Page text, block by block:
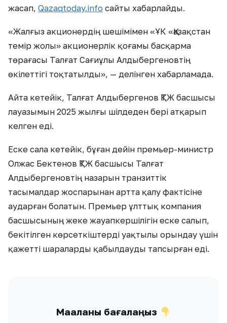
жасап, Qazaqtoday.info сайты хабарлайды.
«Жалғыз акционердің шешімімен «ҰК «Қазақстан
темір жолы» акционерлік қоғамы басқарма
төрағасы Талғат Сағиұлы Алдыбергеновтің
өкілеттігі тоқтатылды», — делінген хабарламада.
Айта кетейік, Талғат Алдыбергенов ҚТЖ басшысы
лауазымын 2025 жылғы шілдеден бері атқарып
келген еді.
Еске сала кетейік, бұған дейін премьер-министр
Олжас Бектенов ҚТЖ басшысы Талғат
Алдыбергеновтің назарын транзиттік
тасымалдар жоспарынан артта қалу фактісіне
аударған болатын. Премьер ұлттық компания
басшысының жеке жауапкершілігін еске салып,
бекітілген көрсеткіштерді уақтылы орындау үшін
қажетті шараларды қабылдауды тапсырған еді.
Мақаланы бағалаңыз